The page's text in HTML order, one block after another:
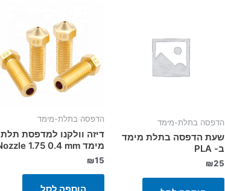
הדפסה בתלת-מימד
שעת הדפסה בתלת מימד
ב- PLA
₪25
הדפסה בתלת-מימד
דיזה וולקנו למדפסת תלת
מימד Nozzle 1.75 0.4 mm
₪15